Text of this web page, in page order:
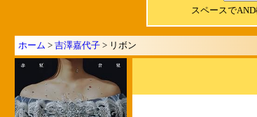
スペースで
ホーム > 吉澤嘉代子 > リボン